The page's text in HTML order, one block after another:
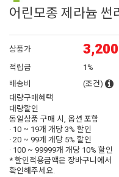
어린모종 제라늄
상품가 3,200
적립금
1%
배송비
(조건)
대량구매혜택
대량할인
동일상품 구매 시, 옵션 포함
· 10 ~ 19개 개당3% 할인
· 20 ~ 99개 개당 5% 할인
· 100 ~ 99999개 개당 10% 할인
* 할인적용금액은 장바구니에서
확인해주세요.